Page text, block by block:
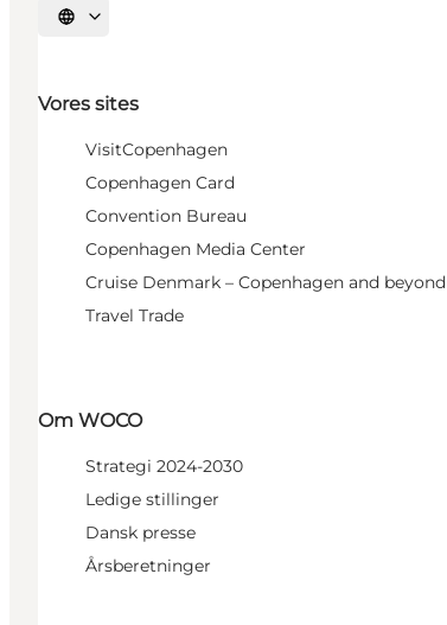
Vælg sprog
Vores sites
VisitCopenhagen
Copenhagen Card
Convention Bureau
Copenhagen Media Center
Cruise Denmark – Copenhagen and beyond
Travel Trade
Om WOCO
Strategi 2024-2030
Ledige stillinger
Dansk presse
Årsberetninger